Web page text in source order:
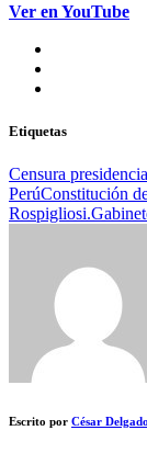
Ver en YouTube
Etiquetas
Censura
PerúConstitución
Rospigliosi.
Escrito por César